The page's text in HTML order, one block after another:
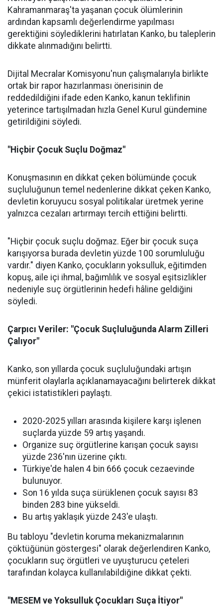
Kahramanmaraş'ta yaşanan çocuk ölümlerinin
ardından kapsamlı değerlendirme yapılması
gerektiğini söylediklerini hatırlatan Kanko, bu taleplerin
dikkate alınmadığını belirtti.
Dijital Mecralar Komisyonu'nun çalışmalarıyla birlikte
ortak bir rapor hazırlanması önerisinin de
reddedildiğini ifade eden Kanko, kanun teklifinin
yeterince tartışılmadan hızla Genel Kurul gündemine
getirildiğini söyledi.
"Hiçbir Çocuk Suçlu Doğmaz"
Konuşmasının en dikkat çeken bölümünde çocuk
suçluluğunun temel nedenlerine dikkat çeken Kanko,
devletin koruyucu sosyal politikalar üretmek yerine
yalnızca cezaları artırmayı tercih ettiğini belirtti.
"Hiçbir çocuk suçlu doğmaz. Eğer bir çocuk suça
karışıyorsa burada devletin yüzde 100 sorumluluğu
vardır." diyen Kanko, çocukların yoksulluk, eğitimden
kopuş, aile içi ihmal, bağımlılık ve sosyal eşitsizlikler
nedeniyle suç örgütlerinin hedefi hâline geldiğini
söyledi.
Çarpıcı Veriler: "Çocuk Suçluluğunda Alarm Zilleri
Çalıyor"
Kanko, son yıllarda çocuk suçluluğundaki artışın
münferit olaylarla açıklanamayacağını belirterek dikkat
çekici istatistikleri paylaştı.
2020-2025 yılları arasında kişilere karşı işlenen
suçlarda yüzde 59 artış yaşandı.
Organize suç örgütlerine karışan çocuk sayısı
yüzde 236'nın üzerine çıktı.
Türkiye'de halen 4 bin 666 çocuk cezaevinde
bulunuyor.
Son 16 yılda suça sürüklenen çocuk sayısı 83
binden 283 bine yükseldi.
Bu artış yaklaşık yüzde 243'e ulaştı.
Bu tabloyu "devletin koruma mekanizmalarının
çöktüğünün göstergesi" olarak değerlendiren Kanko,
çocukların suç örgütleri ve uyuşturucu çeteleri
tarafından kolayca kullanılabildiğine dikkat çekti.
"MESEM ve Yoksulluk Çocukları Suça İtiyor"